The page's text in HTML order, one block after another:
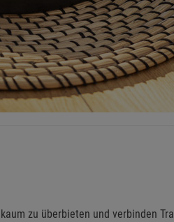
zu überbieten und verbinden